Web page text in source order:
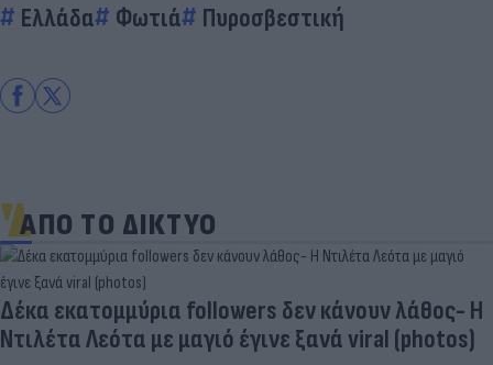
Ελλάδα Φωτιά Πυροσβεστική
ΑΠΟ ΤΟ ΔΙΚΤΥΟ
Δέκα εκατομμύρια followers δεν κάνουν λάθος- Η
Ντιλέτα Λεότα με μαγιό έγινε ξανά viral (photos)